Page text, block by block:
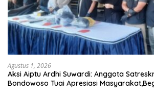
Agustus 1, 2026
Aksi Aiptu Ardhi Suwardi: Anggota
Bondowoso Tuai Apresiasi